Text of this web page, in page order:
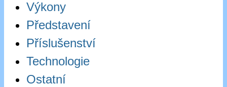
Výkony
Představení
Příslušenství
Technologie
Ostatní